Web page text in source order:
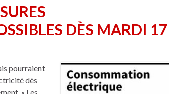
DÈS MARDI 17
pourraient
dès